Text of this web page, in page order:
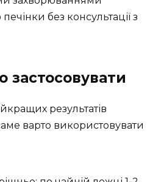
без консультації з
застосовувати
результатів
варто використовувати